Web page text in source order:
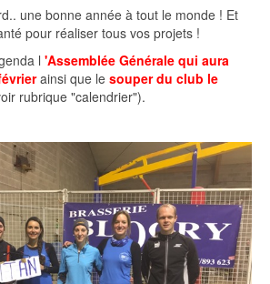
une bonne année à tout le monde ! Et
pour réaliser tous vos projets !
l 'Assemblée Générale qui aura
ainsi que le souper du club le
rubrique "calendrier").